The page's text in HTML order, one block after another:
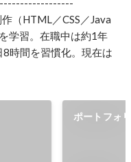
（HTML／CSS／Java
学習。在職中は約1年
時間を習慣化。現在は
ポートフォ